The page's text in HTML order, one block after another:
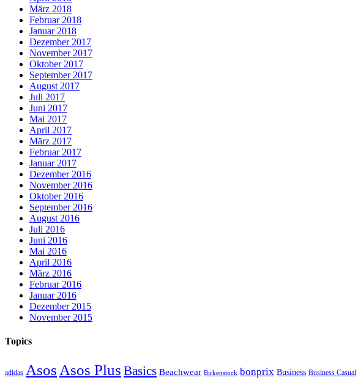
März 2018
Februar 2018
Januar 2018
Dezember 2017
November 2017
Oktober 2017
September 2017
August 2017
Juli 2017
Juni 2017
Mai 2017
April 2017
März 2017
Februar 2017
Januar 2017
Dezember 2016
November 2016
Oktober 2016
September 2016
August 2016
Juli 2016
Juni 2016
Mai 2016
April 2016
März 2016
Februar 2016
Januar 2016
Dezember 2015
November 2015
Topics
adidas AsosAsos Plus Basics Beachwear Birkenstock bonprix Business Business Casual